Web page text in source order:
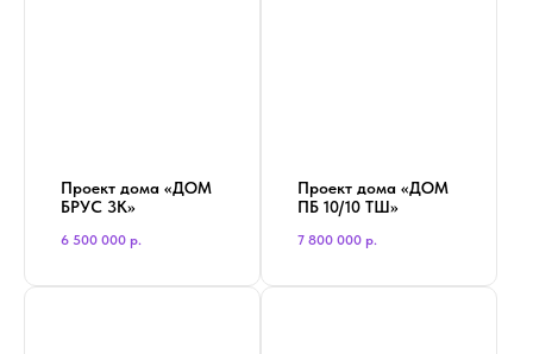
Проект дома «ДОМ
БРУС 3К»
6 500 000 р.
Проект дома «ДОМ
ПБ 10/10 ТШ»
7 800 000 р.